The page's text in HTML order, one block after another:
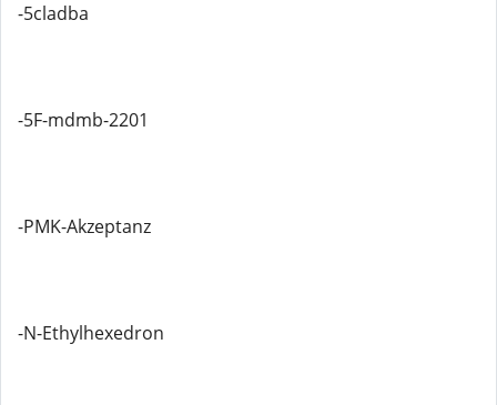
-5cladba
-5F-mdmb-2201
-PMK-Akzeptanz
-N-Ethylhexedron